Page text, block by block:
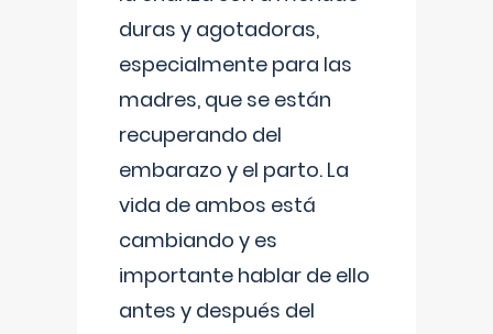
duras y agotadoras,
especialmente para las
madres, que se están
recuperando del
embarazo y el parto. La
vida de ambos está
cambiando y es
importante hablar de ello
antes y después del